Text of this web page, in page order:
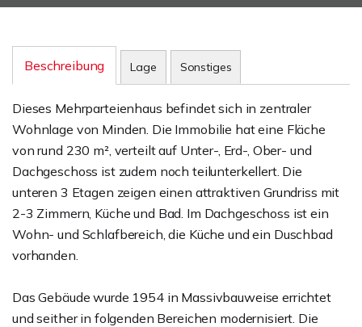
Beschreibung Lage Sonstiges
Dieses Mehrparteienhaus befindet sich in zentraler
Wohnlage von Minden. Die Immobilie hat eine Fläche
von rund 230 m², verteilt auf Unter-, Erd-, Ober- und
Dachgeschoss ist zudem noch teilunterkellert. Die
unteren 3 Etagen zeigen einen attraktiven Grundriss mit
2-3 Zimmern, Küche und Bad. Im Dachgeschoss ist ein
Wohn- und Schlafbereich, die Küche und ein Duschbad
vorhanden.
Das Gebäude wurde 1954 in Massivbauweise errichtet
und seither in folgenden Bereichen modernisiert. Die